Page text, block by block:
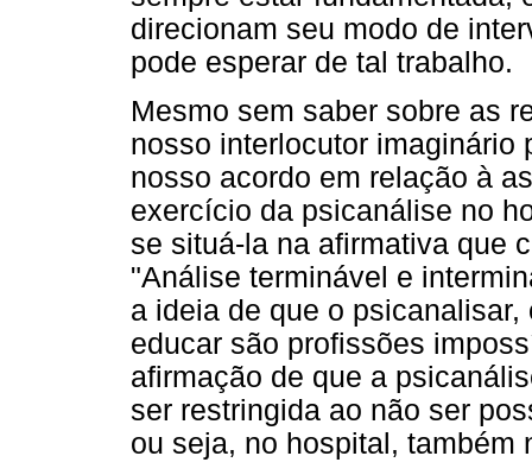
direcionam seu modo de
pode esperar de tal trabalho.
Mesmo sem saber sobre as
nosso interlocutor imaginário
nosso acordo em relação à
exercício da psicanálise no
se situá-la na afirmativa que
"Análise terminável e
a ideia de que o
educar são profissões
afirmação de que a
ser restringida ao não ser
ou seja, no hospital, também